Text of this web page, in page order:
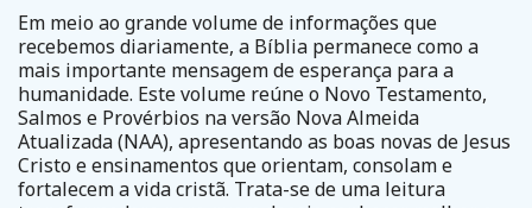
Em meio ao grande volume de informações que
recebemos diariamente, a Bíblia permanece como a
mais importante mensagem de esperança para a
humanidade. Este volume reúne o Novo Testamento,
Salmos e Provérbios na versão Nova Almeida
Atualizada (NAA), apresentando as boas novas de Jesus
Cristo e ensinamentos que orientam, consolam e
fortalecem a vida cristã. Trata-se de uma leitura